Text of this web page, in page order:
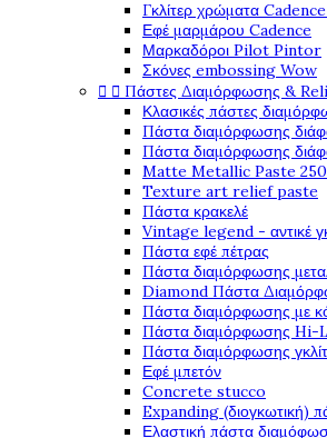
Γκλίτερ χρώματα
Εφέ μαρμάρου Cadence
Μαρκαδόροι Pilot Pintor
Σκόνες embossing Wow
  Πάστες Διαμόρφωσης &
Κλασικές πάστες
Πάστα διαμόρφωσης
Πάστα διαμόρφωσης
Matte Metallic Paste
Texture art relief paste
Πάστα κρακελέ
Vintage legend - αντικέ
Πάστα εφέ πέτρας
Πάστα διαμόρφωσης
Diamond Πάστα
Πάστα διαμόρφωσης με
Πάστα διαμόρφωσης Hi-
Πάστα διαμόρφωσης
Εφέ μπετόν
Concrete stucco
Expanding (διογκωτική)
Ελαστική πάστα